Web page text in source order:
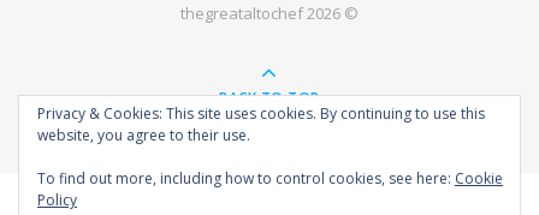
thegreataltochef 2026 ©
BACK TO TOP
Privacy & Cookies: This site uses cookies. By continuing to use this
website, you agree to their use.
To find out more, including how to control cookies, see here: Cookie
Policy